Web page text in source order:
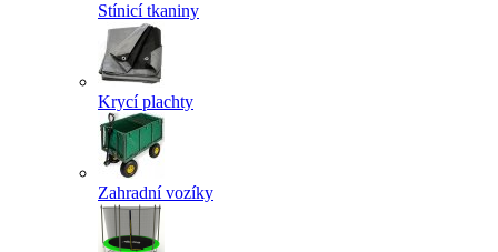
Stínicí tkaniny
Krycí plachty
Zahradní vozíky